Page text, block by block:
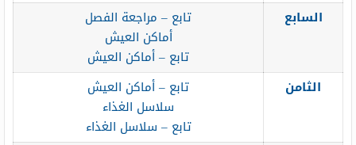
السابع
تابع – مراجعة الفصل
أماكن العيش
تابع – أماكن العيش
الثامن
تابع – أماكن العيش
سلاسل الغذاء
تابع – سلاسل الغذاء